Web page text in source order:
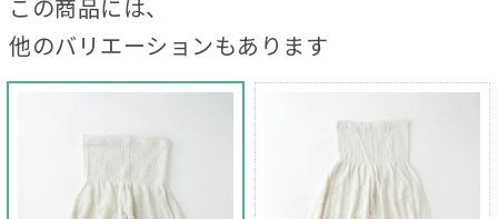
この商品には、
他のバリエーションもあります